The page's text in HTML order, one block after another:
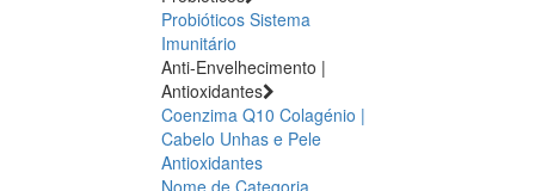
Probióticos Sistema
Imunitário
Anti-Envelhecimento |
Antioxidantes
Coenzima Q10 Colagénio |
Cabelo Unhas e Pele
Antioxidantes
Nome de Categoria